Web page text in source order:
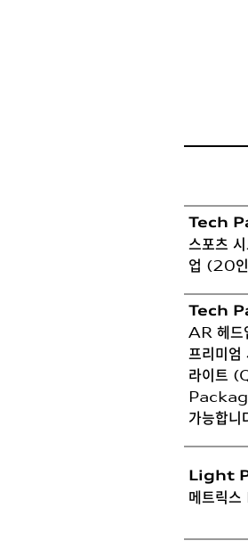
Tech
스포츠
업 (20인
Tech
AR 헤드
프리미엄
라이트
가능합니
Light
메트릭